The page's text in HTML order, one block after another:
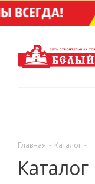
Главная - Каталог -
Каталог